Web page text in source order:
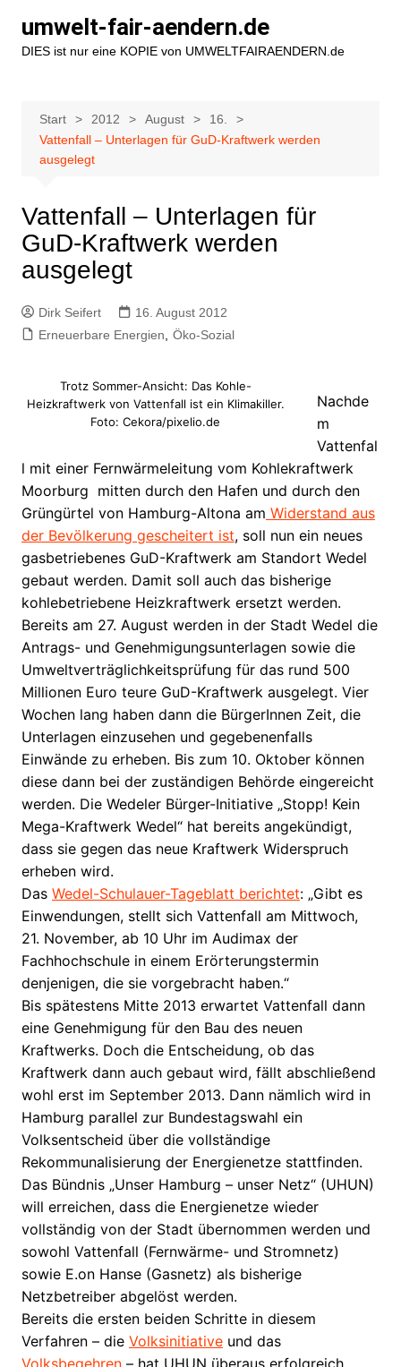
Inhalt
springen
umwelt-fair-aendern.de
DIES ist nur eine KOPIE von UMWELTFAIRAENDERN.de
Start 2012 August
16.
Vattenfall – Unterlagen für GuD-Kraftwerk werden
ausgelegt
Vattenfall – Unterlagen für
GuD-Kraftwerk werden
ausgelegt
Dirk Seifert
16. August 2012
Erneuerbare Energien
Öko-Sozial
Trotz Sommer-Ansicht: Das Kohle-
Heizkraftwerk von Vattenfall ist ein Klimakiller.
Foto: Cekora/pixelio.de
Nachde
m
Vattenfal
l mit einer Fernwärmeleitung vom Kohlekraftwerk
Moorburg mitten durch den Hafen und durch den
Grüngürtel von Hamburg-Altona am Widerstand aus
der Bevölkerung gescheitert ist, soll nun ein neues
gasbetriebenes GuD-Kraftwerk am Standort Wedel
gebaut werden. Damit soll auch das bisherige
kohlebetriebene Heizkraftwerk ersetzt werden.
Bereits am 27. August werden in der Stadt Wedel die
Antrags- und Genehmigungsunterlagen sowie die
Umweltverträglichkeitsprüfung für das rund 500
Millionen Euro teure GuD-Kraftwerk ausgelegt. Vier
Wochen lang haben dann die BürgerInnen Zeit, die
Unterlagen einzusehen und gegebenenfalls
Einwände zu erheben. Bis zum 10. Oktober können
diese dann bei der zuständigen Behörde eingereicht
werden. Die Wedeler Bürger-Initiative „Stopp! Kein
Mega-Kraftwerk Wedel“ hat bereits angekündigt,
dass sie gegen das neue Kraftwerk Widerspruch
erheben wird.
Das Wedel-Schulauer-Tageblatt berichtet: „Gibt es
Einwendungen, stellt sich Vattenfall am Mittwoch,
21. November, ab 10 Uhr im Audimax der
Fachhochschule in einem Erörterungstermin
denjenigen, die sie vorgebracht haben.“
Bis spätestens Mitte 2013 erwartet Vattenfall dann
eine Genehmigung für den Bau des neuen
Kraftwerks. Doch die Entscheidung, ob das
Kraftwerk dann auch gebaut wird, fällt abschließend
wohl erst im September 2013. Dann nämlich wird in
Hamburg parallel zur Bundestagswahl ein
Volksentscheid über die vollständige
Rekommunalisierung der Energienetze stattfinden.
Das Bündnis „Unser Hamburg – unser Netz“ (UHUN)
will erreichen, dass die Energienetze wieder
vollständig von der Stadt übernommen werden und
sowohl Vattenfall (Fernwärme- und Stromnetz)
sowie E.on Hanse (Gasnetz) als bisherige
Netzbetreiber abgelöst werden.
Bereits die ersten beiden Schritte in diesem
Verfahren – die Volksinitiativeund das
Volksbegehren– hat UHUN überaus erfolgreich